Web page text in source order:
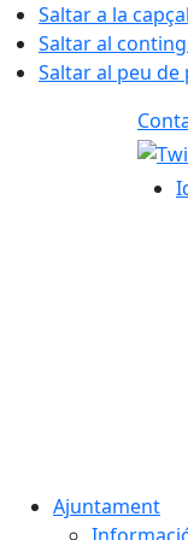
Saltar a la
Saltar al
Saltar al peu de
Ajuntament